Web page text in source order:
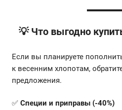
💡 Что выгодно
Если вы планируете
к весенним хлопотам,
предложения.
✅ Специи и приправы (-40%)